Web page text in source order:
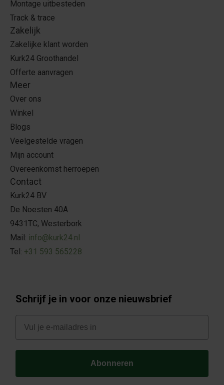
Montage uitbesteden
Track & trace
Zakelijk
Zakelijke klant worden
Kurk24 Groothandel
Offerte aanvragen
Meer
Over ons
Winkel
Blogs
Veelgestelde vragen
Mijn account
Overeenkomst herroepen
Contact
Kurk24 BV
De Noesten 40A
9431TC, Westerbork
Mail: info@kurk24.nl
Tel: +31 593 565228
Schrijf je in voor onze nieuwsbrief
E-mail
Abonneren